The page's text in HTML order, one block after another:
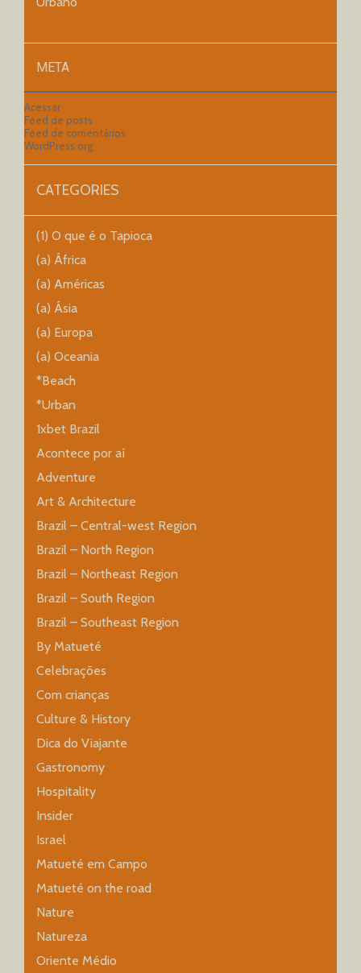
META
Acessar
Feed de posts
Feed de comentários
WordPress.org
CATEGORIES
(1) O que é o Tapioca
(a) África
(a) Américas
(a) Ásia
(a) Europa
(a) Oceania
*Beach
*Urban
1xbet Brazil
Acontece por aí
Adventure
Art & Architecture
Brazil – Central-west Region
Brazil – North Region
Brazil – Northeast Region
Brazil – South Region
Brazil – Southeast Region
By Matueté
Celebrações
Com crianças
Culture & History
Dica do Viajante
Gastronomy
Hospitality
Insider
Israel
Matueté em Campo
Matueté on the road
Nature
Natureza
Oriente Médio